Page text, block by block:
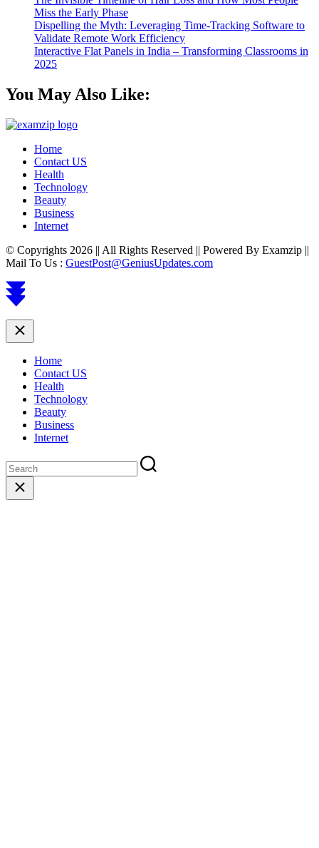
Miss the Early Phase
Dispelling the Myth: Leveraging Time-Tracking Software to
Validate Remote Work Efficiency
Interactive Flat Panels in India – Transforming Classrooms in
2025
You May Also Like:
Home
Contact US
Health
Technology
Beauty
Business
Internet
© Copyrights 2026 || All Rights Reserved || Powered By Examzip ||
Mail To Us : GuestPost@GeniusUpdates.com
Scroll
to
Close
Home
Contact US
Health
Technology
Beauty
Business
Internet
Close
search